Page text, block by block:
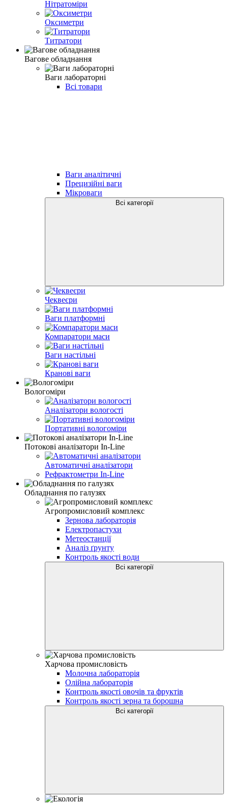
Нітратоміри
Оксиметри
Титратори
Вагове обладнання
Ваги лабораторні
Всі товари
Ваги аналітичні
Прецизійні ваги
Мікроваги
Всі категорії
Чеквеєри
Ваги платформні
Компаратори маси
Ваги настільні
Кранові ваги
Вологоміри
Аналізатори вологості
Портативні вологоміри
Потокові аналізатори In-Line
Автоматичні аналізатори
Рефрактометри In-Line
Обладнання по галузях
Агропромисловий комплекс
Зернова лабораторія
Електропастухи
Метеостанції
Аналіз ґрунту
Контроль якості води
Всі категорії
Харчова промисловість
Молочна лабораторія
Олійна лабораторія
Контроль якості овочів та фруктів
Контроль якості зерна та борошна
Всі категорії